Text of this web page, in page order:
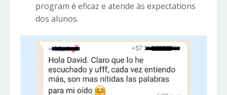
program é eficaz e atende às expectations
dos alunos.